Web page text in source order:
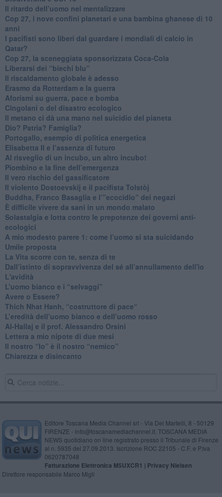
​Il ritardo dell’uomo nel mentalizzare
​Cop 27, i nove confini planetari e una bambina ghanese di 10
anni
​I pacifisti sono liberi dal guardare i mondiali di calcio in
Qatar?
​Cop 27, la sceneggiata sponsorizzata Coca-Cola
​Liberarsi dei “biechi blu”
Il riscaldamento globale è adesso
​Erasmo da Rotterdam e la guerra
​Aforismi su guerra, pace e bomba
Cingolani o del disastro ecologico
​Il metano ci dà una mano nel suicidio del pianeta
​Dio? Patria? Famiglia?
Portogallo, esempio di politica energetica
​Elisabetta II e l’assenza di futuro
Al risveglio di un incubo, un altro incubo!
​Piombino e la fine dell’emergenza
​Il vero rischio del gassificatore
​Il violento Dostoevskij e il pacifista Tolstòj
​Buddha, Franco Basaglia e l’”ecocidio” dei negazi
​È difficile vivere da sani in un mondo malato
Solastalgia e lotta contro le prepotenze dei governi anti-
ecologici
​A mio modesto parere 1: come l’uomo si sta suicidando
​Umile proposta
​La Vita scorre con te, senza di te
​Dall’istinto di sopravvivenza del sé all’annullamento dell'io
L'avidità
​L’uomo bianco e i “selvaggi”
​Avere o Essere?
​Thich Nhat Hanh, “costruttore di pace“
​L’eredità dell’uomo bianco e dell’uomo rosso
Al-Hallaj e il prof. Alessandro Orsini
​Lettera a mio nipote di due mesi
​Il nostro “Io” è il nostro “nemico”
​Chiarezza e disincanto
Editore Toscana Media Channel srl - Via Dei Martelli, 8 - 50129
FIRENZE - info@toscanamediachannel.it. TOSCANA MEDIA
NEWS quotidiano on line registrato presso il Tribunale di Firenze
al n. 5935 del 27.09.2013. Iscrizione ROC 22105 - C.F. e P.Iva
0620787048
Fatturazione Elettronica M5UXCR1 | Privacy Nielsen
Direttore responsabile Marco Migli